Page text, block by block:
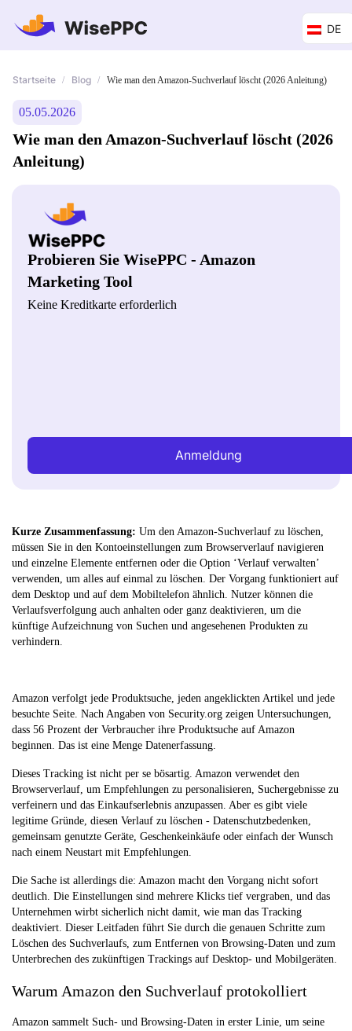
DE
Startseite / Blog / Wie man den Amazon-Suchverlauf löscht (2026 Anleitung)
05.05.2026
Wie man den Amazon-Suchverlauf löscht (2026
Anleitung)
Probieren Sie WisePPC - Amazon
Marketing Tool
Keine Kreditkarte erforderlich
Anmeldung
Kurze Zusammenfassung: Um den Amazon-Suchverlauf zu löschen,
müssen Sie in den Kontoeinstellungen zum Browserverlauf navigieren
und einzelne Elemente entfernen oder die Option ‘Verlauf verwalten’
verwenden, um alles auf einmal zu löschen. Der Vorgang funktioniert auf
dem Desktop und auf dem Mobiltelefon ähnlich. Nutzer können die
Verlaufsverfolgung auch anhalten oder ganz deaktivieren, um die
künftige Aufzeichnung von Suchen und angesehenen Produkten zu
verhindern.
Amazon verfolgt jede Produktsuche, jeden angeklickten Artikel und jede
besuchte Seite. Nach Angaben von Security.org zeigen Untersuchungen,
dass 56 Prozent der Verbraucher ihre Produktsuche auf Amazon
beginnen. Das ist eine Menge Datenerfassung.
Dieses Tracking ist nicht per se bösartig. Amazon verwendet den
Browserverlauf, um Empfehlungen zu personalisieren, Suchergebnisse zu
verfeinern und das Einkaufserlebnis anzupassen. Aber es gibt viele
legitime Gründe, diesen Verlauf zu löschen - Datenschutzbedenken,
gemeinsam genutzte Geräte, Geschenkeinkäufe oder einfach der Wunsch
nach einem Neustart mit Empfehlungen.
Die Sache ist allerdings die: Amazon macht den Vorgang nicht sofort
deutlich. Die Einstellungen sind mehrere Klicks tief vergraben, und das
Unternehmen wirbt sicherlich nicht damit, wie man das Tracking
deaktiviert. Dieser Leitfaden führt Sie durch die genauen Schritte zum
Löschen des Suchverlaufs, zum Entfernen von Browsing-Daten und zum
Unterbrechen des zukünftigen Trackings auf Desktop- und Mobilgeräten.
Warum Amazon den Suchverlauf protokolliert
Amazon sammelt Such- und Browsing-Daten in erster Linie, um seine